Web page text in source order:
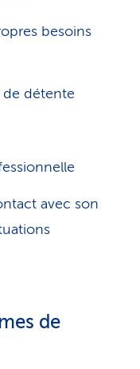
besoins
détente
avec son
de